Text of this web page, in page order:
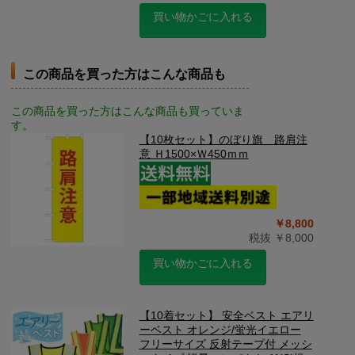
買い物かごに入れる
この商品を買った方はこんな商品も
この商品を買った方はこんな商品も買っていま
す。
【10枚セット】のぼり旗 路肩注
意 Ｈ1500×Ｗ450ｍｍ
￥8,800
税抜 ￥8,000
買い物かごに入れる
【10着セット】 安全ベスト エアリ
ーベスト オレンジ/蛍光イエロー
フリーサイズ 反射テープ付 メッシ